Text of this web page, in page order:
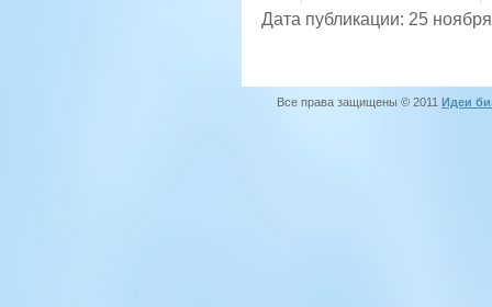
Дата публикации: 25
Все права защищены © 2011 Идеи